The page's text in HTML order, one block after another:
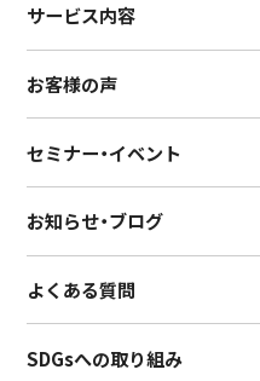
サービス内容
お客様の声
セミナー・イベント
お知らせ・ブログ
よくある質問
SDGsへの取り組み